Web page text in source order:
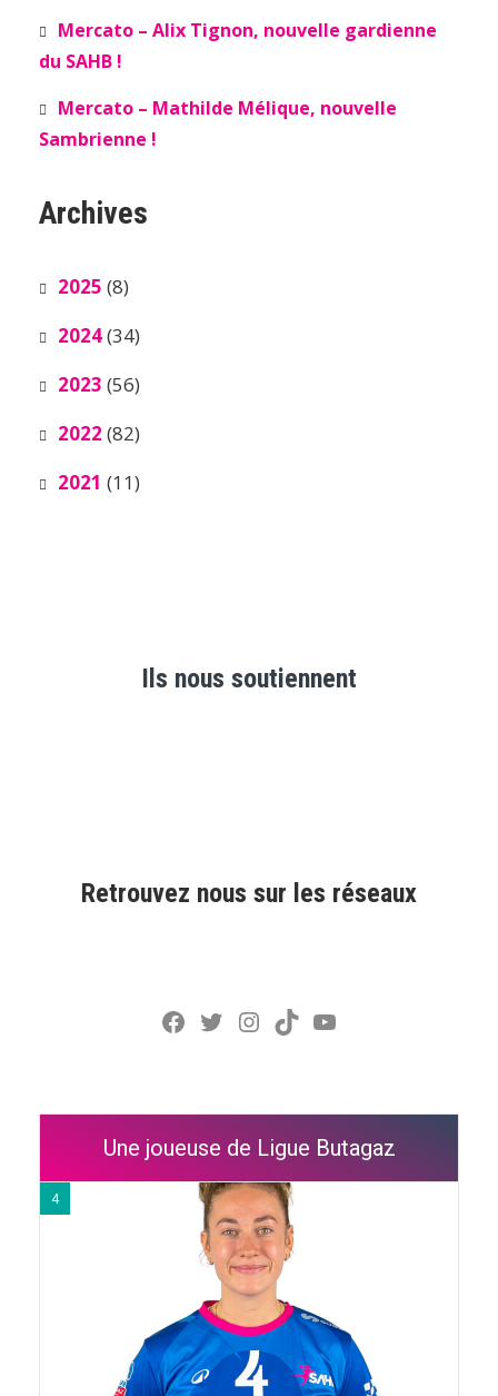
Mercato – Alix Tignon, nouvelle gardienne
du SAHB !
Mercato – Mathilde Mélique, nouvelle
Sambrienne !
Archives
2025 (8)
2024(34)
2023 (56)
2022 (82)
2021 (11)
Ils nous soutiennent
Retrouvez nous sur les réseaux
Facebook
Twitter
Instagram
TikTokYouTube
Une joueuse de Ligue Butagaz
4